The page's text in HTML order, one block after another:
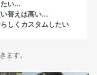
たい…
い替えは高い…
しくカスタムしたい
ます。